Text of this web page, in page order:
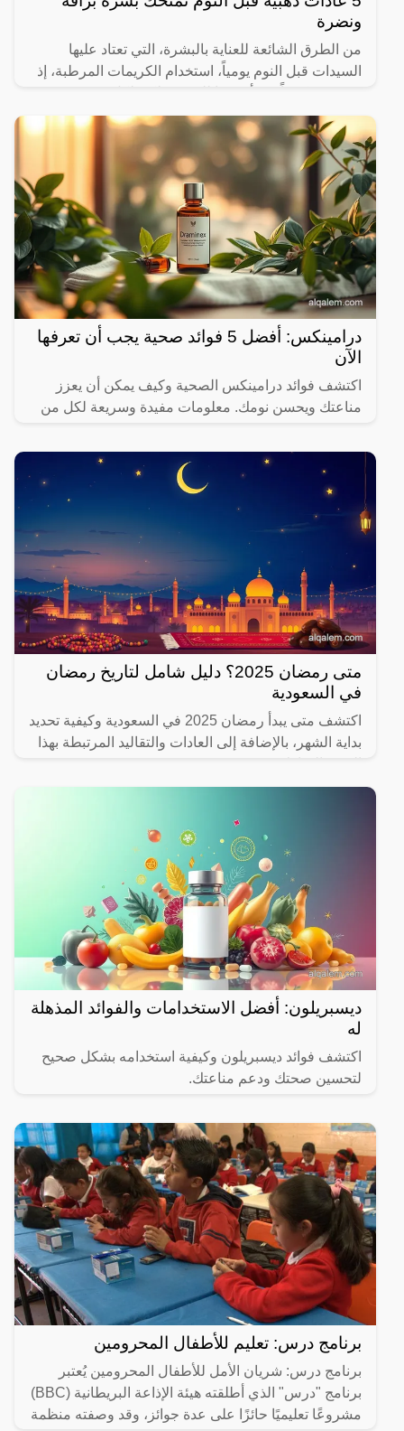
ونضرة
من الطرق الشائعة للعناية بالبشرة، التي تعتاد عليها
السيدات قبل النوم يومياً، استخدام الكريمات المرطبة، إذ
درامينكس: أفضل 5 فوائد صحية يجب أن تعرفها
الآن
اكتشف فوائد درامينكس الصحية وكيف يمكن أن يعزز
مناعتك ويحسن نومك. معلومات مفيدة وسريعة لكل من
متى رمضان 2025؟ دليل شامل لتاريخ رمضان
في السعودية
اكتشف متى يبدأ رمضان 2025 في السعودية وكيفية تحديد
بداية الشهر، بالإضافة إلى العادات والتقاليد المرتبطة بهذا
ديسبريلون: أفضل الاستخدامات والفوائد المذهلة
له
اكتشف فوائد ديسبريلون وكيفية استخدامه بشكل صحيح
لتحسين صحتك ودعم مناعتك.
برنامج درس: تعليم للأطفال المحرومين
برنامج درس: شريان الأمل للأطفال المحرومين يُعتبر
برنامج "درس" الذي أطلقته هيئة الإذاعة البريطانية (BBC)
مشروعًا تعليميًا حائزًا على عدة جوائز، وقد وصفته منظمة